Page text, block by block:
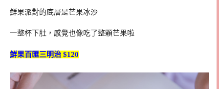
鮮果派對的底層是芒果冰沙
一整杯下肚，感覺也像吃了整顆芒果啦
鮮果百匯三明治 $120